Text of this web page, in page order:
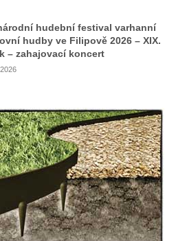
Šenově
v Cítolibech
Většího v Cítolibech
ve Chlumčanech
ve Vlčí
ve Veltěži
u silnice do
na návsi v
hudební festival varhanní
hudby ve Filipově 2026 – XIX.
– zahajovací koncert